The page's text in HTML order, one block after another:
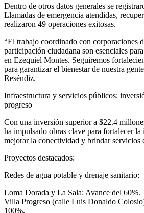
Dentro de otros datos generales se
Llamadas de emergencia atendidas,
realizaron 49 operaciones exitosas.
“El trabajo coordinado con corporaciones
participación ciudadana son esenciales
en Ezequiel Montes. Seguiremos
para garantizar el bienestar de nuestra
Reséndiz.
Infraestructura y servicios públicos:
progreso
Con una inversión superior a $22.4
ha impulsado obras clave para fortalecer la
mejorar la conectividad y brindar servicios
Proyectos destacados:
Redes de agua potable y drenaje sanitario:
Loma Dorada y La Sala: Avance del 60%.
Villa Progreso (calle Luis Donaldo
100%.